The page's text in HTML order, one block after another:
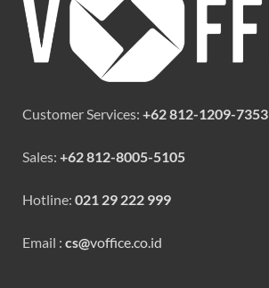
Customer Services: +62 812-1209-7353
Sales: +62 812-8005-5105
Hotline: 021 29 222 999
Email : cs@voffice.co.id